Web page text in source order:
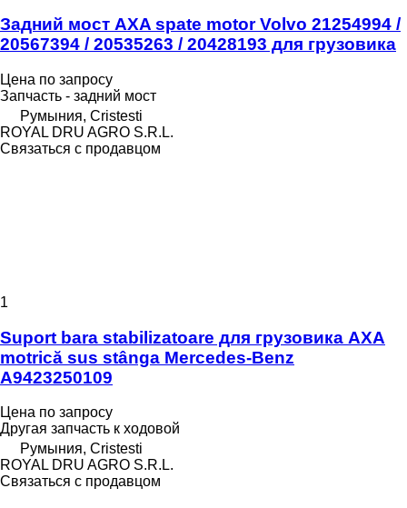
Задний мост AXA spate motor Volvo 21254994 /
20567394 / 20535263 / 20428193 для грузовика
Цена по запросу
Запчасть - задний мост
Румыния, Cristesti
ROYAL DRU AGRO S.R.L.
Связаться с продавцом
1
Suport bara stabilizatoare для грузовика AXA
motrică sus stânga Mercedes-Benz
A9423250109
Цена по запросу
Другая запчасть к ходовой
Румыния, Cristesti
ROYAL DRU AGRO S.R.L.
Связаться с продавцом